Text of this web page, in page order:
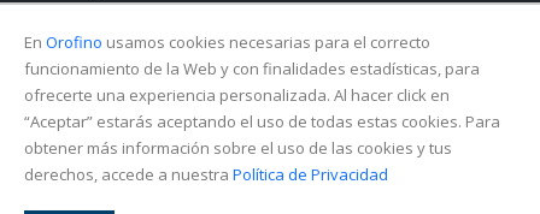
Canal de Denuncias(Soborno)
En Orofino usamos cookies necesarias para el correcto
funcionamiento de la Web y con finalidades estadísticas, para
ofrecerte una experiencia personalizada. Al hacer click en
“Aceptar” estarás aceptando el uso de todas estas cookies. Para
obtener más información sobre el uso de las cookies y tus
derechos, accede a nuestra Política de Privacidad